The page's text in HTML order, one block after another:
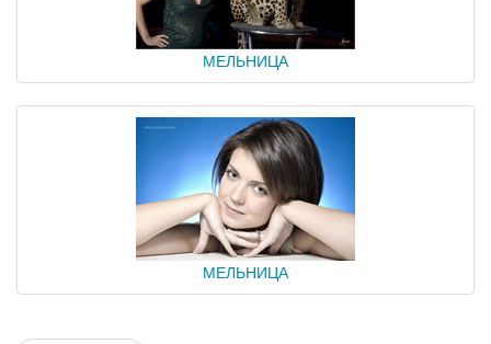
МЕЛЬНИЦА
МЕЛЬНИЦА